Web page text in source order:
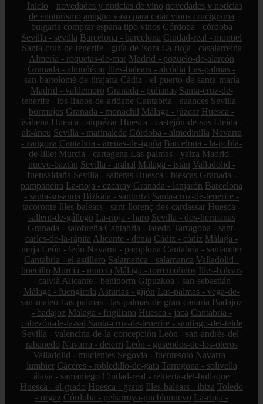
Inicio novedades y noticias de vino novedades y noticias
de enoturismo antiguo vaso para catar vinos crucigrama
bulgaria comprar espana tipo vinos Córdoba - córdoba
Sevilla - sevilla Barcelona - barcelona Ciudad-real - montiel
Santa-cruz-de-tenerife - guía-de-isora La-rioja - casalarreina
Almería - roquetas-de-mar Madrid - pozuelo-de-alarcón
Granada - almuñécar Illes-balears - alcúdia Las-palmas -
san-bartolomé-de-tirajana Cádiz - el-puerto-de-santa-maría
Madrid - valdemoro Granada - pulianas Santa-cruz-de-
tenerife - los-llanos-de-aridane Cantabria - suances Sevilla -
bormujos Granada - monachil Málaga - júzcar Huesca -
isábena Huesca - alquézar Huesca - castejón-de-sos Lleida -
alt-àneu Sevilla - marinaleda Córdoba - almedinilla Navarra
- zangoza Cantabria - arenas-de-iguña Barcelona - la-pobla-
de-lillet Murcia - cartagena Las-palmas - yaiza Madrid -
nuevo-baztán Sevilla - arahal Málaga - istán Valladolid -
fuensaldaña Sevilla - salteras Huesca - biescas Granada -
pampaneira La-rioja - ezcaray Granada - lanjarón Barcelona
- santa-susanna Bizkaia - santurtzi Santa-cruz-de-tenerife -
tacoronte Illes-balears - sant-llorenç-des-cardassar Huesca -
sallent-de-gállego La-rioja - haro Sevilla - dos-hermanas
Granada - salobreña Cantabria - laredo Tarragona - sant-
carles-de-la-ràpita Alicante - dénia Cádiz - cádiz Málaga -
nerja León - león Navarra - pamplona Cantabria - santander
Cantabria - el-astillero Salamanca - salamanca Valladolid -
boecillo Murcia - murcia Málaga - torremolinos Illes-balears
- calvià Alicante - benidorm Gipuzkoa - san-sebastián
Málaga - fuengirola Asturias - gijón Las-palmas - vega-de-
san-mateo Las-palmas - las-palmas-de-gran-canaria Badajoz
- badajoz Málaga - frigiliana Huesca - jaca Cantabria -
cabezón-de-la-sal Santa-cruz-de-tenerife - santiago-del-teide
Sevilla - valencina-de-la-concepción León - san-andrés-del-
rabanedo Navarra - deierri León - gusendos-de-los-oteros
Valladolid - mucientes Segovia - fuentesoto Navarra -
lumbier Cáceres - robledillo-de-gata Tarragona - solivella
álava - samaniego Ciudad-real - retuerta-del-bullaque
Huesca - el-grado Huesca - graus Illes-balears - ibiza Toledo
- orgaz Córdoba - peñarroya-pueblonuevo La-rioja -